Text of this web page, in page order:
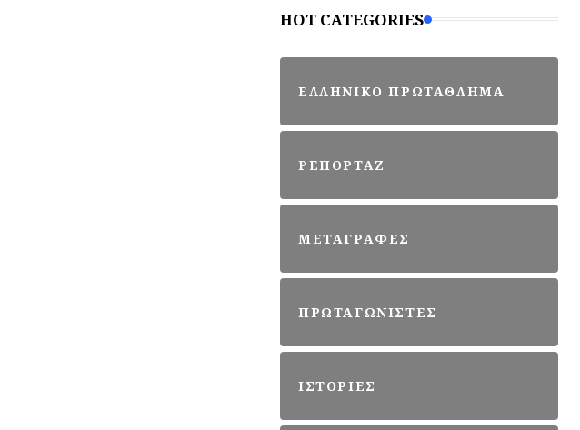
HOT CATEGORIES
ΕΛΛΗΝΙΚΟ ΠΡΩΤΑΘΛΗΜΑ
ΡΕΠΟΡΤΑΖ
ΜΕΤΑΓΡΑΦΕΣ
ΠΡΩΤΑΓΩΝΙΣΤΕΣ
ΙΣΤΟΡΙΕΣ